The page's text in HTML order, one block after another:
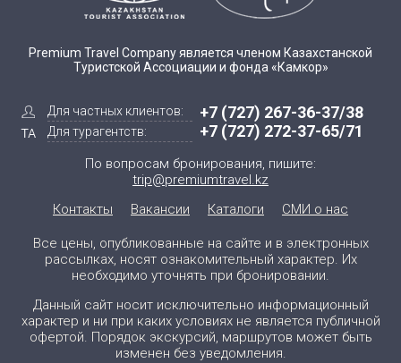
Premium Travel Company является членом Казахстанской
Туристской Ассоциации и фонда «Камкор»
Для частных клиентов:
Для турагентств:
+7 (727) 267-36-37/38
+7 (727) 272-37-65/71
По вопросам бронирования, пишите:
trip@premiumtravel.kz
Контакты
Вакансии Каталоги СМИ о нас
Все цены, опубликованные на сайте и в электронных
рассылках, носят ознакомительный характер. Их
необходимо уточнять при бронировании.
Данный сайт носит исключительно информационный
характер и ни при каких условиях не является публичной
офертой. Порядок экскурсий, маршрутов может быть
изменен без уведомления.